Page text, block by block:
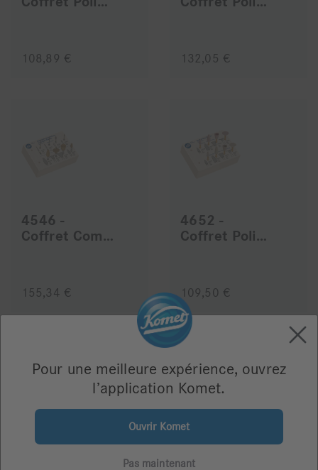
108,89 € 132,05 €
4546 -
Coffret Composites
155,34 €
4652 -
Coffret Polissoir Kompoline
109,50 €
Pour une meilleure expérience, ouvrez
l’application Komet.
Ouvrir Komet
Pas maintenant